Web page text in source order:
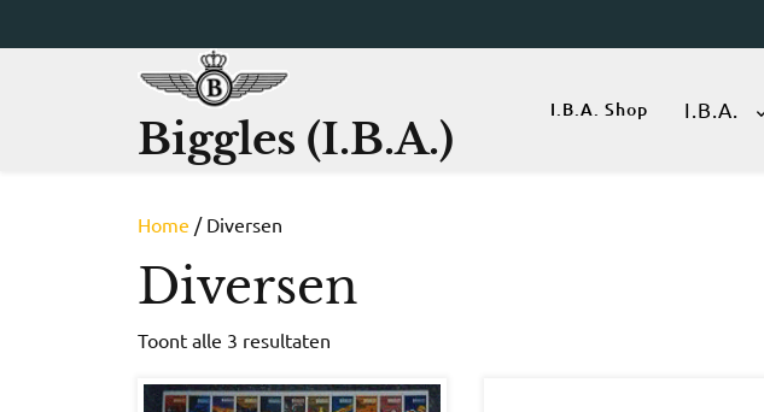
naar
Biggles (I.B.A.)
I.B.A. Shop I.B.A.
Home / Diversen
Diversen
Toont alle 3 resultaten
nieuwste